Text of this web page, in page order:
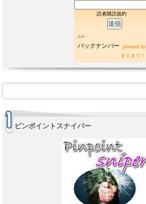
読者購読規約
>>
バックナンバー
powered by
まぐまぐ！
ピンポイントスナイパー